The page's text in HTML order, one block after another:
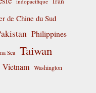
de Chine du Sud
Philippines
Sea Taiwan
Vietnam Washington